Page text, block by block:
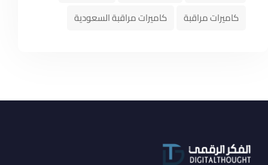
كاميرات مراقبة
كاميرات مراقبة السعودية